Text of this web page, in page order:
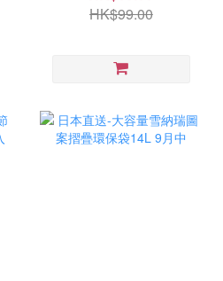
HK$99.00